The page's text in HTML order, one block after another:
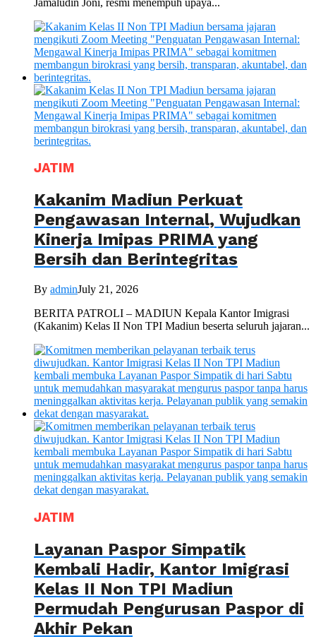
JATIM
Kakanim Madiun Perkuat
Pengawasan Internal, Wujudkan
Kinerja Imipas PRIMA yang
Bersih dan Berintegritas
By adminJuly 21, 2026
BERITA PATROLI – MADIUN Kepala Kantor Imigrasi
(Kakanim) Kelas II Non TPI Madiun beserta seluruh jajaran...
JATIM
Layanan Paspor Simpatik
Kembali Hadir, Kantor Imigrasi
Kelas II Non TPI Madiun
Permudah Pengurusan Paspor di
Akhir Pekan